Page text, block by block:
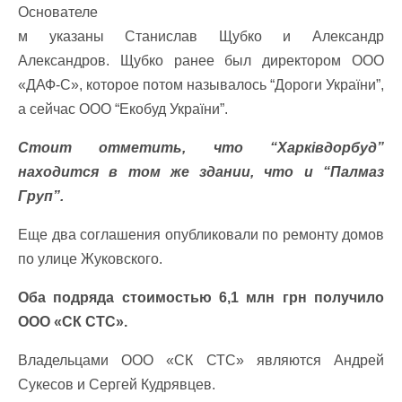
Основателе
м указаны Станислав Щубко и Александр
Александров. Щубко ранее был директором ООО
«ДАФ-С», которое потом называлось “Дороги України”,
а сейчас ООО “Екобуд України”.
Стоит отметить, что “Харківдорбуд”
находится в том же здании, что и “Палмаз
Груп”.
Еще два соглашения опубликовали по ремонту домов
по улице Жуковского.
Оба подряда стоимостью 6,1 млн грн получило
ООО «СК СТС».
Владельцами ООО «СК СТС» являются Андрей
Сукесов и Сергей Кудрявцев.